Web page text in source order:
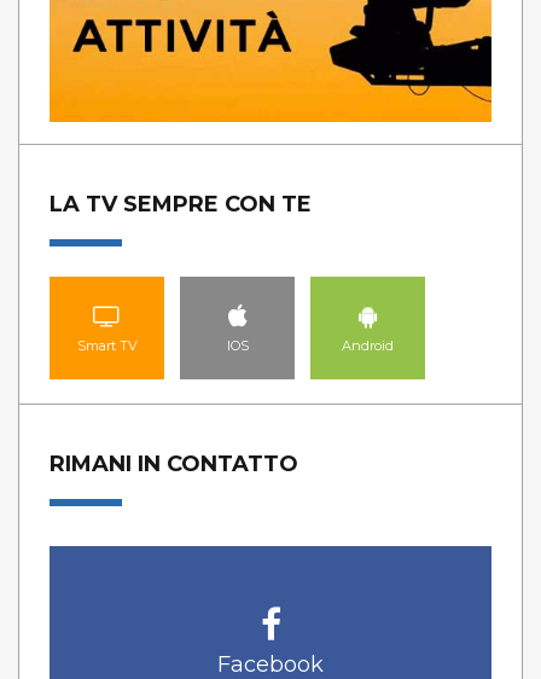
LA TV SEMPRE CON TE
Smart TV IOS Android
RIMANI IN CONTATTO
Facebook